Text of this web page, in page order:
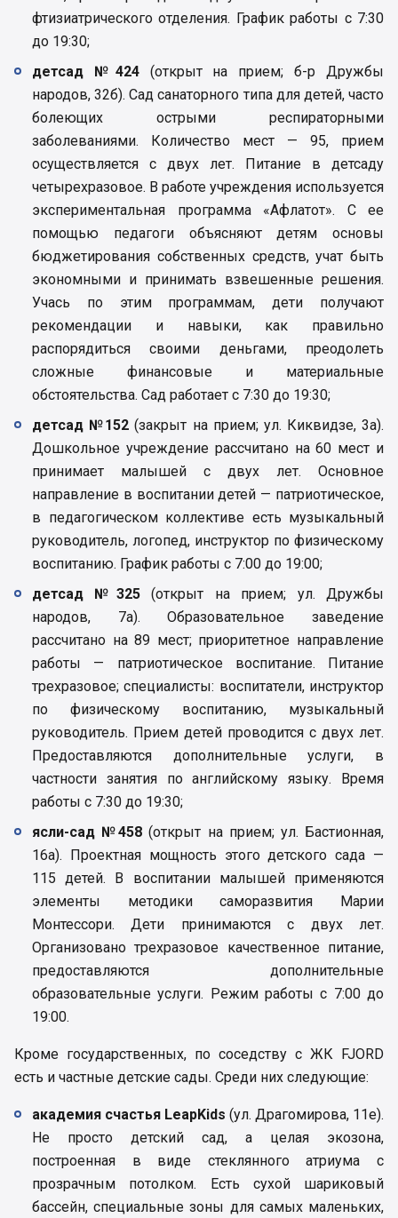
фтизиатрического отделения. График работы с 7:30
до 19:30;
детсад №424(открыт на прием; б-р Дружбы
народов, 32б). Сад санаторного типа для детей, часто
болеющих острыми респираторными
заболеваниями. Количество мест — 95, прием
осуществляется с двух лет. Питание в детсаду
четырехразовое. В работе учреждения используется
экспериментальная программа «Афлатот». С ее
помощью педагоги объясняют детям основы
бюджетирования собственных средств, учат быть
экономными и принимать взвешенные решения.
Учась по этим программам, дети получают
рекомендации и навыки, как правильно
распорядиться своими деньгами, преодолеть
сложные финансовые и материальные
обстоятельства. Сад работает с 7:30 до 19:30;
детсад №152 (закрыт на прием; ул. Киквидзе, 3а).
Дошкольное учреждение рассчитано на 60 мест и
принимает малышей с двух лет. Основное
направление в воспитании детей — патриотическое,
в педагогическом коллективе есть музыкальный
руководитель, логопед, инструктор по физическому
воспитанию. График работы с 7:00 до 19:00;
детсад №325(открыт на прием; ул. Дружбы
народов, 7а). Образовательное заведение
рассчитано на 89 мест; приоритетное направление
работы — патриотическое воспитание. Питание
трехразовое; специалисты: воспитатели, инструктор
по физическому воспитанию, музыкальный
руководитель. Прием детей проводится с двух лет.
Предоставляются дополнительные услуги, в
частности занятия по английскому языку. Время
работы с 7:30 до 19:30;
ясли-сад №458 (открыт на прием; ул. Бастионная,
16а). Проектная мощность этого детского сада —
115 детей. В воспитании малышей применяются
элементы методики саморазвития Марии
Монтессори. Дети принимаются с двух лет.
Организовано трехразовое качественное питание,
предоставляются дополнительные
образовательные услуги. Режим работы с 7:00 до
19:00.
Кроме государственных, по соседству с ЖК FJORD
есть и частные детские сады. Среди них следующие:
академия счастья LeapKids (ул. Драгомирова, 11е).
Не просто детский сад, а целая экозона,
построенная в виде стеклянного атриума с
прозрачным потолком. Есть сухой шариковый
бассейн, специальные зоны для самых маленьких,